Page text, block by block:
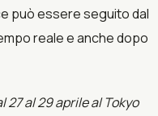
può essere seguito dal
reale e anche dopo
27 al 29 aprile al Tokyo